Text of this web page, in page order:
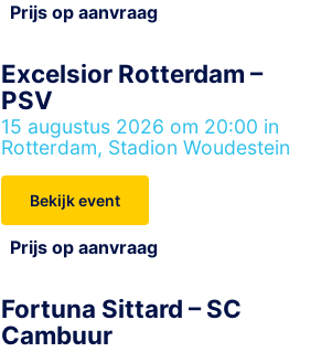
Prijs op aanvraag
Excelsior Rotterdam –
PSV
15 augustus 2026 om 20:00 in
Rotterdam, Stadion Woudestein
Bekijk event
Prijs op aanvraag
Fortuna Sittard – SC
Cambuur